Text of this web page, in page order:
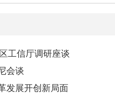
工信厅调研座谈
会谈
发展开创新局面